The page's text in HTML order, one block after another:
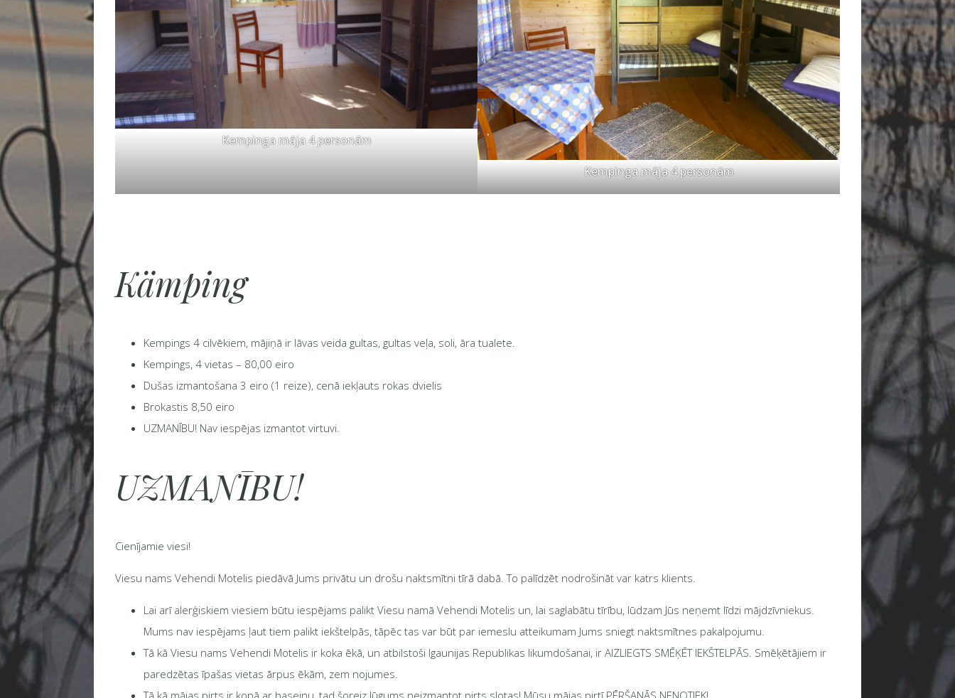
Kempinga māja 4 personām
Kempinga māja 4 personām
Kämping
Kempings 4 cilvēkiem, mājiņā ir lāvas veida gultas, gultas veļa, soli, āra tualete.
Kempings, 4 vietas – 80,00 eiro
Dušas izmantošana 3 eiro (1 reize), cenā iekļauts rokas dvielis
Brokastis 8,50 eiro
UZMANĪBU! Nav iespējas izmantot virtuvi.
UZMANĪBU!
Cienījamie viesi!
Viesu nams Vehendi Motelis piedāvā Jums privātu un drošu naktsmītni tīrā dabā. To palīdzēt nodrošināt var katrs klients.
Lai arī alerģiskiem viesiem būtu iespējams palikt Viesu namā Vehendi Motelis un, lai saglabātu tīrību, lūdzam Jūs neņemt līdzi mājdzīvniekus.
Mums nav iespējams ļaut tiem palikt iekštelpās, tāpēc tas var būt par iemeslu atteikumam Jums sniegt naktsmītnes pakalpojumu.
Tā kā Viesu nams Vehendi Motelis ir koka ēkā, un atbilstoši Igaunijas Republikas likumdošanai, ir AIZLIEGTS SMĒĶĒT IEKŠTELPĀS. Smēķētājiem ir
paredzētas īpašas vietas ārpus ēkām, zem nojumes.